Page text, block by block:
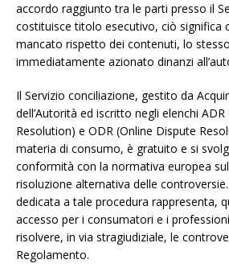
accordo raggiunto tra le parti presso il
costituisce titolo esecutivo, ciò significa
mancato rispetto dei contenuti, lo
immediatamente azionato dinanzi
Il Servizio conciliazione, gestito da
dell’Autorità ed iscritto negli elenchi
Resolution) e ODR (Online Dispute
materia di consumo, è gratuito e si
conformità con la normativa europea
risoluzione alternativa delle
dedicata a tale procedura rappresenta,
accesso per i consumatori e i
risolvere, in via stragiudiziale, le
Regolamento.